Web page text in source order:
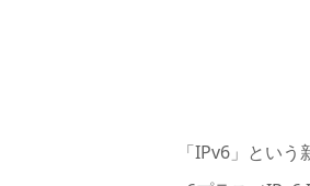
「IPv6」とい